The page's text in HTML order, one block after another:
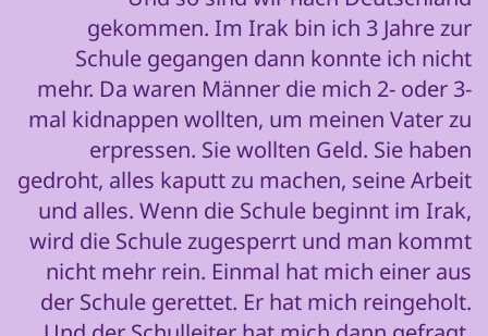
gekommen. Im Irak bin ich 3 Jahre zur
Schule gegangen dann konnte ich nicht
mehr. Da waren Männer die mich 2- oder 3-
mal kidnappen wollten, um meinen Vater zu
erpressen. Sie wollten Geld. Sie haben
gedroht, alles kaputt zu machen, seine Arbeit
und alles. Wenn die Schule beginnt im Irak,
wird die Schule zugesperrt und man kommt
nicht mehr rein. Einmal hat mich einer aus
der Schule gerettet. Er hat mich reingeholt.